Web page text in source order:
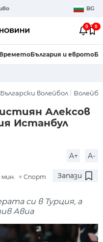
BG
0 0
България и еврото
Български волейбол
Алексов
Истанбул
A+ A-
мин. Спорт Запази
си в Турция, а
Авиа